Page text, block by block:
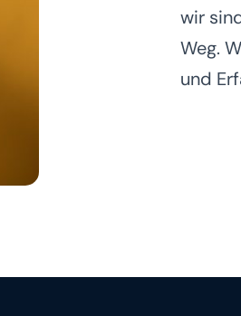
wir
Weg.
und